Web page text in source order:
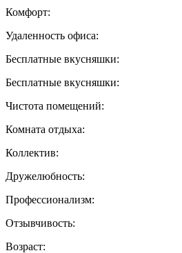
Комфорт:
Удаленность офиса:
Бесплатные вкусняшки:
Бесплатные вкусняшки:
Чистота помещений:
Комната отдыха:
Коллектив:
Дружелюбность:
Профессионализм:
Отзывчивость:
Возраст: